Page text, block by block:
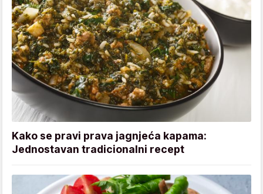
Kako se pravi prava jagnjeća kapama:
Jednostavan tradicionalni recept